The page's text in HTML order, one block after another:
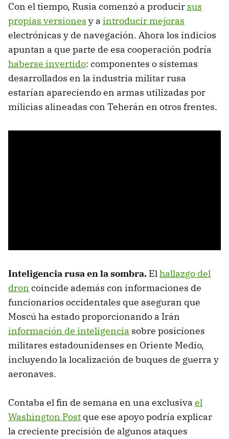
Con el tiempo, Rusia comenzó a producir sus
propias versiones y a introducir mejoras
electrónicas y de navegación. Ahora los indicios
apuntan a que parte de esa cooperación podría
haberse invertido: componentes o sistemas
desarrollados en la industria militar rusa
estarían apareciendo en armas utilizadas por
milicias alineadas con Teherán en otros frentes.
Inteligencia rusa en la sombra. Elhallazgo del
dron coincide además con informaciones de
funcionarios occidentales que aseguran que
Moscú ha estado proporcionando a Irán
información de inteligencia sobre posiciones
militares estadounidenses en Oriente Medio,
incluyendo la localización de buques de guerra y
aeronaves.
Contaba el fin de semana en una exclusiva el
Washington Post que ese apoyo podría explicar
la creciente precisión de algunos ataques